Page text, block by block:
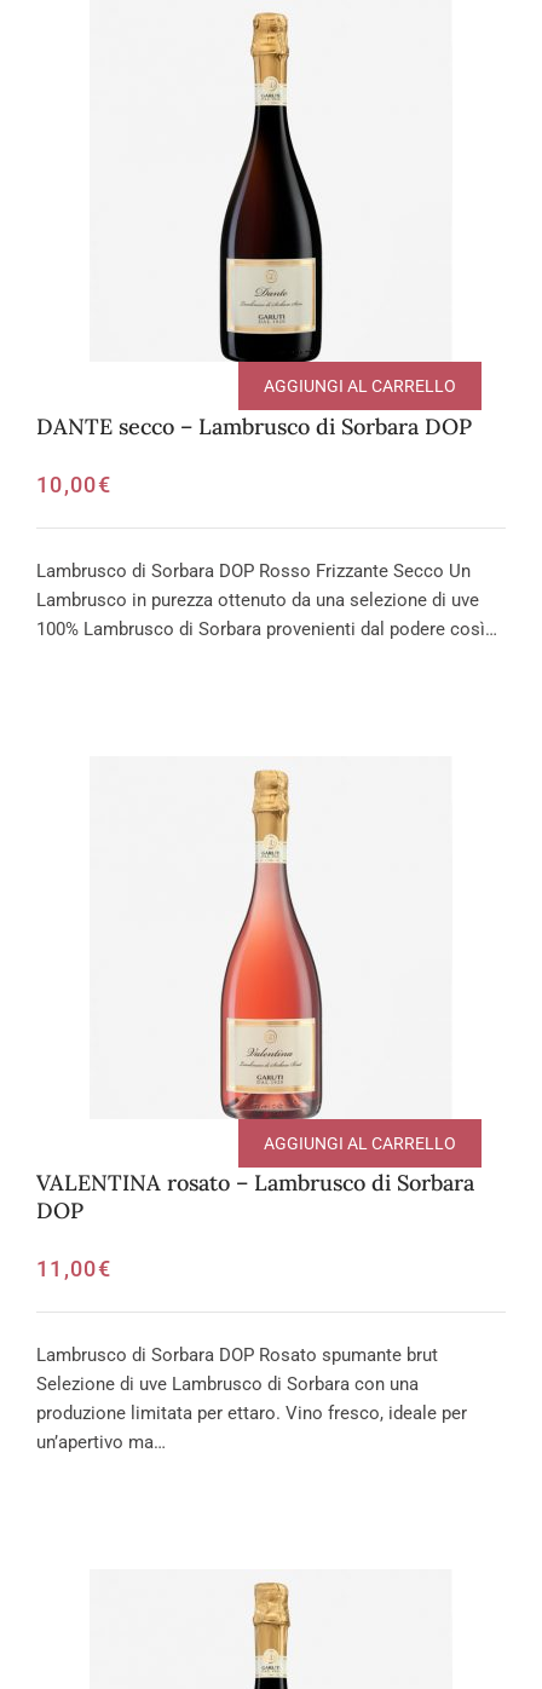
DANTE secco – Lambrusco di Sorbara DOP
10,00€
AGGIUNGI AL CARRELLO
Lambrusco di Sorbara DOP Rosso Frizzante Secco Un
Lambrusco in purezza ottenuto da una selezione di uve
100% Lambrusco di Sorbara provenienti dal podere così…
VALENTINA rosato – Lambrusco di Sorbara
DOP
11,00€
AGGIUNGI AL CARRELLO
Lambrusco di Sorbara DOP Rosato spumante brut
Selezione di uve Lambrusco di Sorbara con una
produzione limitata per ettaro. Vino fresco, ideale per
un’apertivo ma…